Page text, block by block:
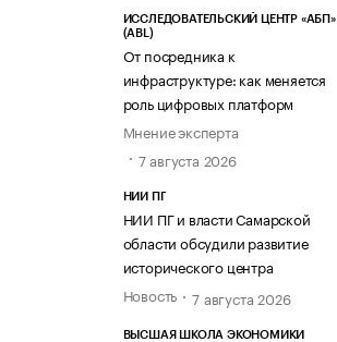
ИССЛЕДОВАТЕЛЬСКИЙ ЦЕНТР «АБП»
(ABL)
От посредника к
инфраструктуре: как меняется
роль цифровых платформ
Мнение эксперта
7 августа 2026
НИИ ПГ
НИИ ПГ и власти Самарской
области обсудили развитие
исторического центра
Новость
7 августа 2026
ВЫСШАЯ ШКОЛА ЭКОНОМИКИ